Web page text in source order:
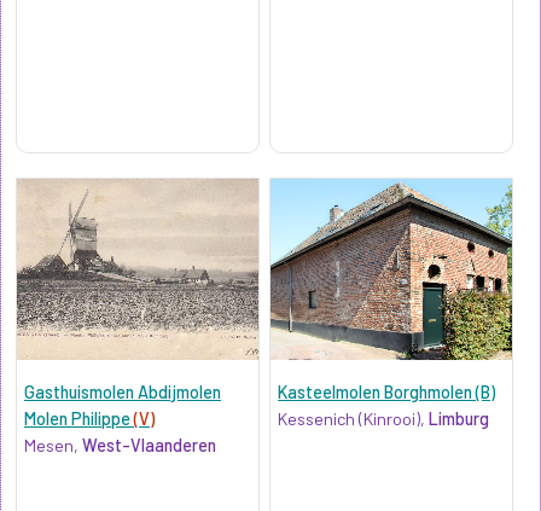
Gasthuismolen Abdijmolen
Molen Philippe(V)
Mesen, West-Vlaanderen
Kasteelmolen Borghmolen (B)
Kessenich (Kinrooi),Limburg